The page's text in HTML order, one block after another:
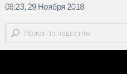
06:23, 29 Ноября 2018